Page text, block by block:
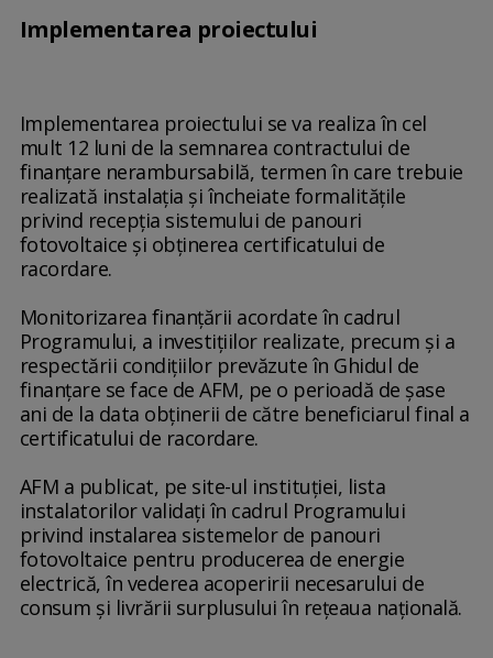
Implementarea proiectului
Implementarea proiectului se va realiza în cel
mult 12 luni de la semnarea contractului de
finanţare nerambursabilă, termen în care trebuie
realizată instalaţia şi încheiate formalităţile
privind recepţia sistemului de panouri
fotovoltaice şi obţinerea certificatului de
racordare.
Monitorizarea finanţării acordate în cadrul
Programului, a investiţiilor realizate, precum şi a
respectării condiţiilor prevăzute în Ghidul de
finanţare se face de AFM, pe o perioadă de şase
ani de la data obţinerii de către beneficiarul final a
certificatului de racordare.
AFM a publicat, pe site-ul instituţiei, lista
instalatorilor validaţi în cadrul Programului
privind instalarea sistemelor de panouri
fotovoltaice pentru producerea de energie
electrică, în vederea acoperirii necesarului de
consum şi livrării surplusului în reţeaua naţională.